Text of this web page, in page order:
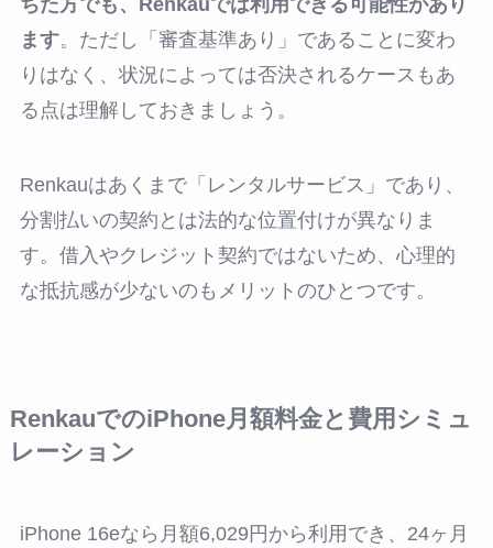
ちた方でも、Renkauでは利用できる可能性があり
ます。ただし「審査基準あり」であることに変わ
りはなく、状況によっては否決されるケースもあ
る点は理解しておきましょう。
Renkauはあくまで「レンタルサービス」であり、
分割払いの契約とは法的な位置付けが異なりま
す。借入やクレジット契約ではないため、心理的
な抵抗感が少ないのもメリットのひとつです。
RenkauでのiPhone月額料金と費用シミュ
レーション
iPhone 16eなら月額6,029円から利用でき、24ヶ月